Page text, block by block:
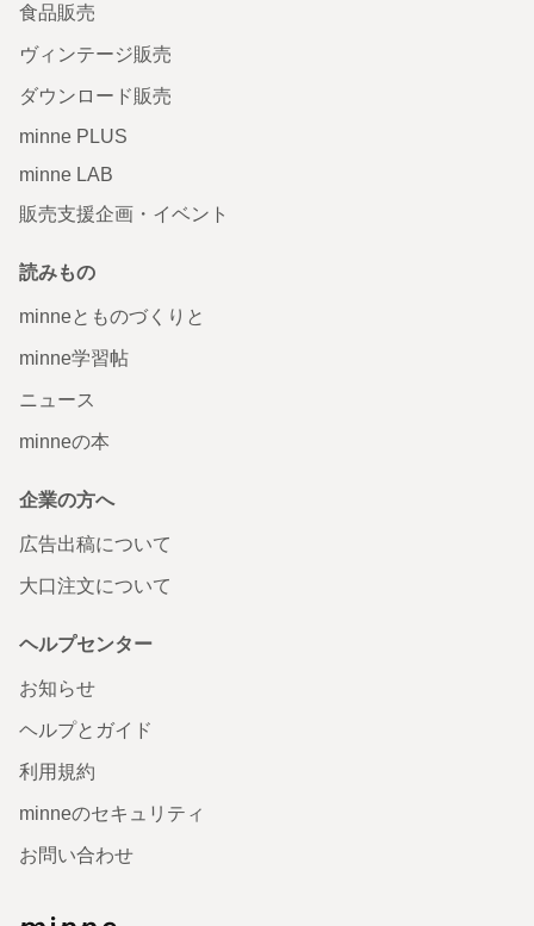
食品販売
ヴィンテージ販売
ダウンロード販売
minne PLUS
minne LAB
販売支援企画・イベント
読みもの
minneとものづくりと
minne学習帖
ニュース
minneの本
企業の方へ
広告出稿について
大口注文について
ヘルプセンター
お知らせ
ヘルプとガイド
利用規約
minneのセキュリティ
お問い合わせ